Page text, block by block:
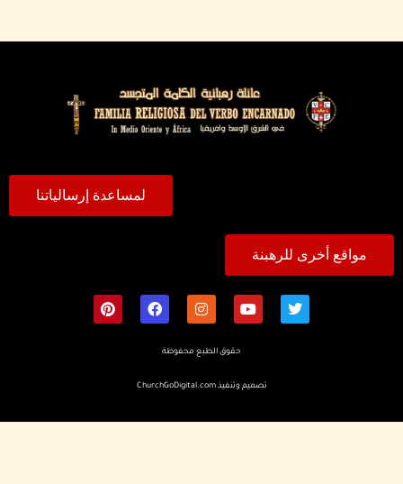
لمساعدة إرسالياتنا
مواقع أخرى للرهبنة
حقوق الطبع محفوظة
تصميم وتنفيذChurchGoDigital.com